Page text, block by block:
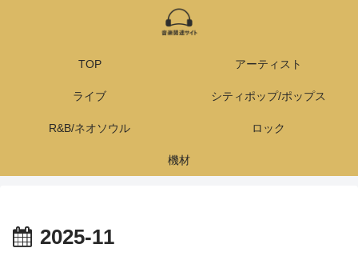
TOP アーティスト
ライブ シティポップ/ポップス
R&B/ネオソウル ロック
機材
2025-11